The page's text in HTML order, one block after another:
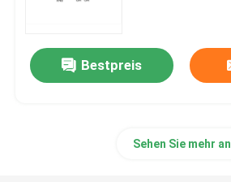
Bestpreis
Sehen Sie mehr an